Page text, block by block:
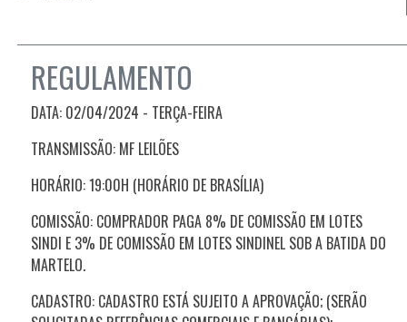
REGULAMENTO
DATA: 02/04/2024 - TERÇA-FEIRA
TRANSMISSÃO: MF LEILÕES
HORÁRIO: 19:00H (HORÁRIO DE BRASÍLIA)
COMISSÃO: COMPRADOR PAGA 8% DE COMISSÃO EM LOTES
SINDI E 3% DE COMISSÃO EM LOTES SINDINEL SOB A BATIDA DO
MARTELO.
CADASTRO: CADASTRO ESTÁ SUJEITO A APROVAÇÃO; (SERÃO